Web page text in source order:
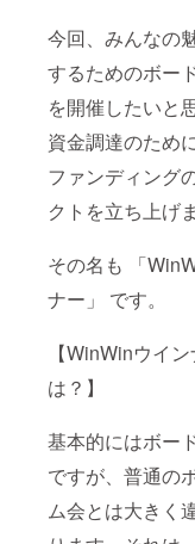
今回、みんなの
するためのボー
を開催したいと
資金調達のため
ファンディング
クトを立ち上げ
その名も 「
ナー」 です。
【WinWinウイ
は？】
基本的にはボー
ですが、普通の
ム会とは大きく